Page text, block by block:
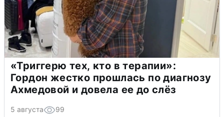
«Триггерю тех, кто в терапии»:
Гордон жестко прошлась по диагнозу
Ахмедовой и довела ее до слёз
5 августа 99